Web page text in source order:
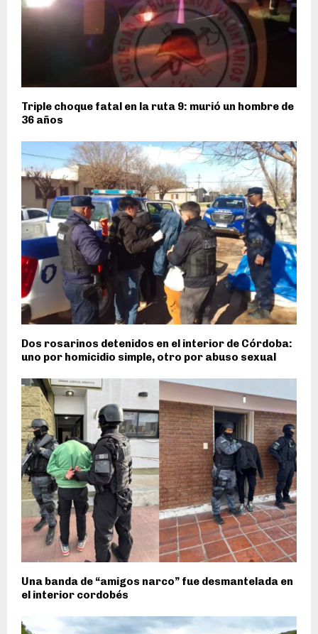
Triple choque fatal en la ruta 9: murió un hombre de
36 años
Dos rosarinos detenidos en el interior de Córdoba:
uno por homicidio simple, otro por abuso sexual
Una banda de “amigos narco” fue desmantelada en
el interior cordobés